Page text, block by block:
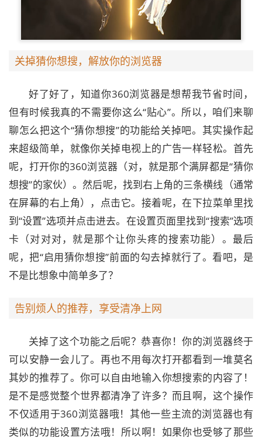
关掉猜你想搜，解放你的浏览器
好了好了，知道你360浏览器是想帮我节省时间，
但有时候我真的不需要你这么“贴心”。所以，咱们来聊
聊怎么把这个“猜你想搜”的功能给关掉吧。其实操作起
来超级简单，就像你关掉电视上的广告一样轻松。首先
呢，打开你的360浏览器（对，就是那个满屏都是“猜你
想搜”的家伙）。然后呢，找到右上角的三条横线（通常
在屏幕的右上角），点击它。接着呢，在下拉菜单里找
到“设置”选项并点击进去。在设置页面里找到“搜索”选项
卡（对对对，就是那个让你头疼的搜索功能）。最后
呢，把“启用猜你想搜”前面的勾去掉就行了。看吧，是
不是比想象中简单多了？
告别烦人的推荐，享受清净上网
关掉了这个功能之后呢？恭喜你！你的浏览器终于
可以安静一会儿了。再也不用每次打开都看到一堆莫名
其妙的推荐了。你可以自由地输入你想搜索的内容了！
是不是感觉整个世界都清净了许多？而且啊，这个操作
不仅适用于360浏览器哦！其他一些主流的浏览器也有
类似的功能设置方法哦！所以啊！如果你也受够了那些